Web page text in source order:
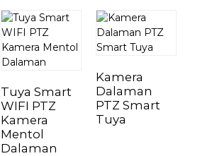
Tuya Smart
WIFI PTZ
Kamera
Mentol
Dalaman
Kamera
Dalaman
PTZ Smart
Tuya